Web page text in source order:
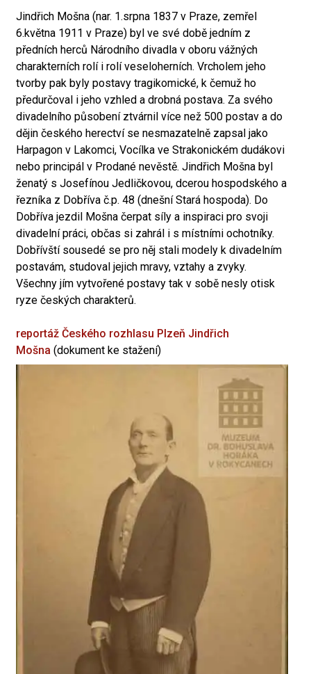
Jindřich Mošna (nar. 1.srpna 1837 v Praze, zemřel
6.května 1911 v Praze) byl ve své době jedním z
předních herců Národního divadla v oboru vážných
charakterních rolí i rolí veseloherních. Vrcholem jeho
tvorby pak byly postavy tragikomické, k čemuž ho
předurčoval i jeho vzhled a drobná postava. Za svého
divadelního působení ztvárnil více než 500 postav a do
dějin českého herectví se nesmazatelně zapsal jako
Harpagon v Lakomci, Vocílka ve Strakonickém dudákovi
nebo principál v Prodané nevěstě. Jindřich Mošna byl
ženatý s Josefínou Jedličkovou, dcerou hospodského a
řezníka z Dobříva č.p. 48 (dnešní Stará hospoda). Do
Dobříva jezdil Mošna čerpat síly a inspiraci pro svoji
divadelní práci, občas si zahrál i s místními ochotníky.
Dobřívští sousedé se pro něj stali modely k divadelním
postavám, studoval jejich mravy, vztahy a zvyky.
Všechny jím vytvořené postavy tak v sobě nesly otisk
ryze českých charakterů.
reportáž Českého rozhlasu Plzeň Jindřich
Mošna (dokument ke stažení)